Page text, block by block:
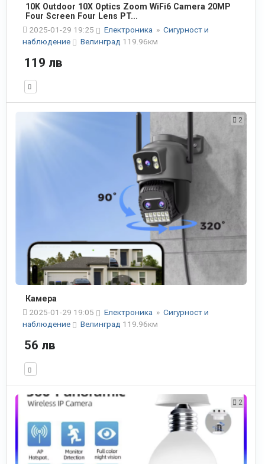
10K Outdoor 10X Optics Zoom WiFi6 Camera 20MP
Four Screen Four Lens PT...
2025-01-29 19:25
Електроника » Сигурност и
наблюдение
Велинград 119.96км
119 лв
2
Камера
2025-01-29 19:05
Електроника » Сигурност и
наблюдение
Велинград 119.96км
56 лв
2